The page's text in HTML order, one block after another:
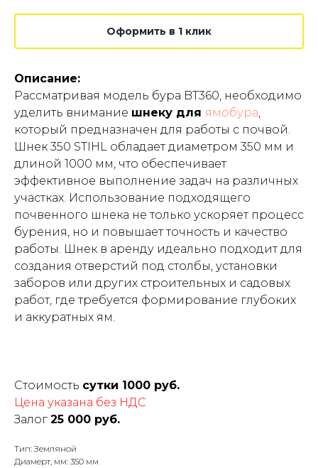
Оформить в 1 клик
Описание:
Рассматривая модель бура BT360, необходимо
уделить внимание шнеку для ямобура,
который предназначен для работы с почвой.
Шнек 350 STIHL обладает диаметром 350 мм и
длиной 1000 мм, что обеспечивает
эффективное выполнение задач на различных
участках. Использование подходящего
почвенного шнека не только ускоряет процесс
бурения, но и повышает точность и качество
работы. Шнек в аренду идеально подходит для
создания отверстий под столбы, установки
заборов или других строительных и садовых
работ, где требуется формирование глубоких
и аккуратных ям.
Стоимость сутки 1000 руб.
Цена указана без НДС
Залог 25 000 руб.
Тип: Земляной
Диамерт, мм: 350 мм